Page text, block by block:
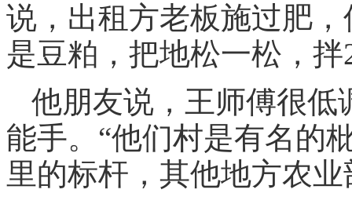
说，出租方老板施过肥
是豆粕，把地松一松，拌
他朋友说，王师傅很低
能手。“他们村是有名的
里的标杆，其他地方农